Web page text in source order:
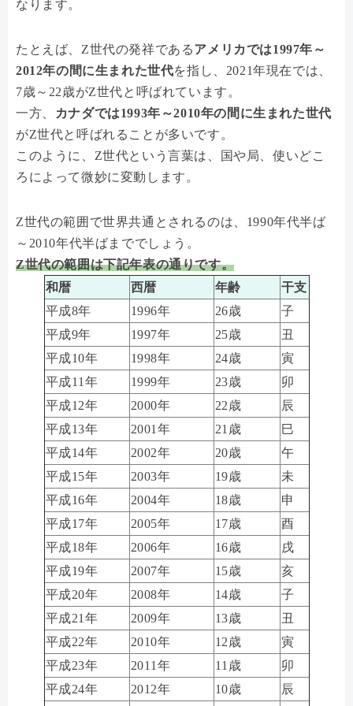
なります。
たとえば、Z世代の発祥であるアメリカでは1997年～
2012年の間に生まれた世代を指し、2021年現在では、
7歳～22歳がZ世代と呼ばれています。
一方、
カナダでは1993年～2010年の間に生まれた世代
がZ世代と呼ばれることが多いです。
このように、Z世代という言葉は、国や局、使いどこ
ろによって微妙に変動します。
Z世代の範囲で世界共通とされるのは、1990年代半ば
～2010年代半ばまででしょう。
Z世代の範囲は下記年表の通りです。
和暦
西暦 年齢
干支
平成8年
1996年 26歳
子
平成9年
1997年 25歳
丑
平成10年
1998年 24歳
寅
平成11年
1999年 23歳
卯
平成12年
2000年 22歳
辰
平成13年
2001年 21歳
巳
平成14年
2002年 20歳
午
平成15年
2003年 19歳
未
平成16年
2004年 18歳
申
平成17年
2005年 17歳
酉
平成18年
2006年 16歳
戌
平成19年
2007年 15歳
亥
平成20年
2008年 14歳
子
平成21年
2009年 13歳
丑
平成22年
2010年 12歳
寅
平成23年
2011年 11歳
卯
平成24年
2012年 10歳 辰